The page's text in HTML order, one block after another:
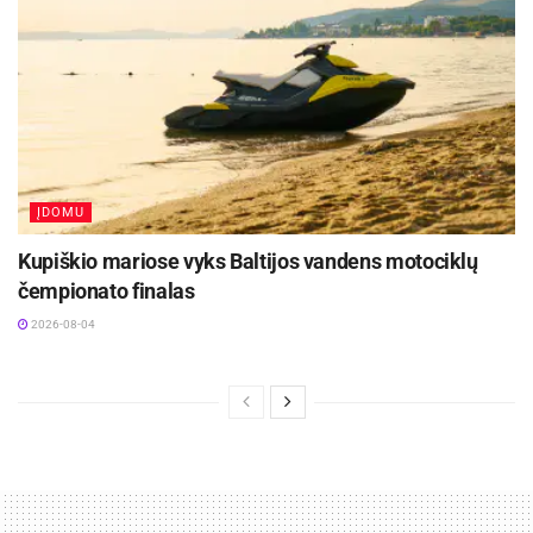
ĮDOMU
Kupiškio mariose vyks Baltijos vandens motociklų
čempionato finalas
2026-08-04